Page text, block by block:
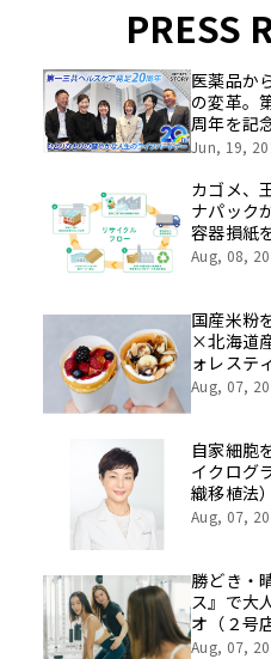
PRESS
医薬品か
の変革。
周年を記
挑戦の舞
像を公開
Jun, 19,
カゴメ、
ナパック
容器損紙
証を開始
Aug, 08,
国産米粉
×北海道
ォレステ
て、８月
Aug, 07,
自家細胞
イクログ
織移植法
療法人社
Aug, 07,
勝どき・
ス』で大
オ（２号
Aug, 07,